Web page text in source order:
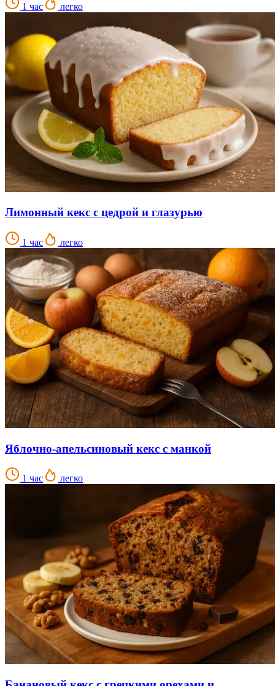
1 час легко
Лимонный кекс с цедрой и глазурью
1 час легко
Яблочно-апельсиновый кекс с манкой
1 час легко